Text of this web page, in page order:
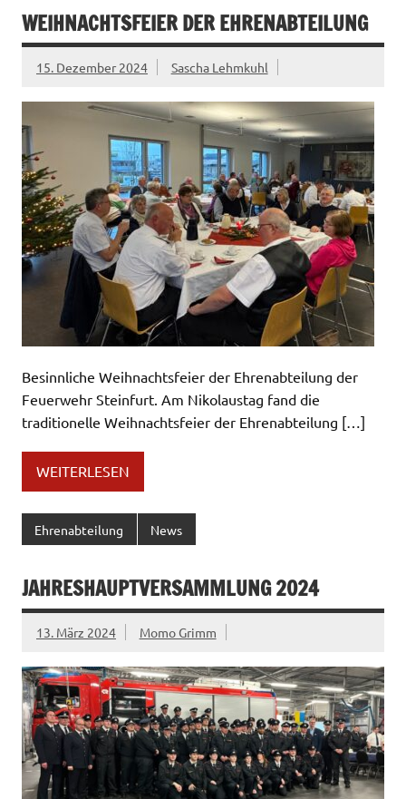
WEIHNACHTSFEIER DER EHRENABTEILUNG
15. Dezember 2024 Sascha Lehmkuhl
Besinnliche Weihnachtsfeier der Ehrenabteilung der
Feuerwehr Steinfurt. Am Nikolaustag fand die
traditionelle Weihnachtsfeier der Ehrenabteilung […]
WEITERLESEN
Ehrenabteilung News
JAHRESHAUPTVERSAMMLUNG 2024
13. März 2024 Momo Grimm